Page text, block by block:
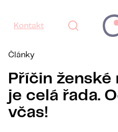
Kontakt
Články
Příčin
je celá řada.
včas!